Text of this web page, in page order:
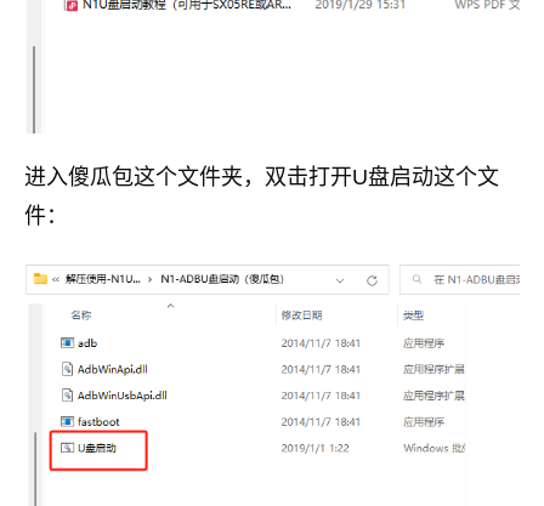
进入傻瓜包这个文件夹，双击打开U盘启动这个文
件：